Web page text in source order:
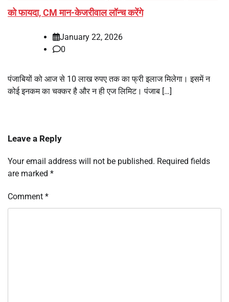
को फायदा, CM मान-केजरीवाल लॉन्च करेंगे
January 22, 2026
0
पंजाबियों को आज से 10 लाख रुपए तक का फ्री इलाज मिलेगा। इसमें न
कोई इनकम का चक्कर है और न ही एज लिमिट। पंजाब […]
Leave a Reply
Your email address will not be published. Required fields
are marked *
Comment *